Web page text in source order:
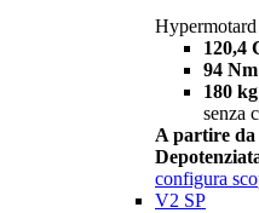
120,4
94 Nm
180 kg
senza
A partire da
configura
V2 SP